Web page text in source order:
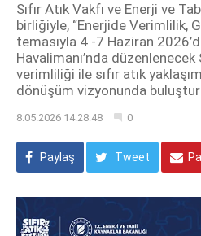
Sıfır Atık Vakfı ve Enerji ve
birliğiyle, “Enerjide Verimlilik,
temasıyla 4 -7 Haziran
Havalimanı’nda düzenlenecek
verimliliği ile sıfır atık
dönüşüm vizyonunda
8.05.2026 14:28:48 0
Paylaş Tweet